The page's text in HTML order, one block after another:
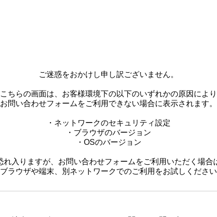
ご迷惑をおかけし申し訳ございません。
こちらの画面は、お客様環境下の以下のいずれかの原因により
お問い合わせフォームをご利用できない場合に表示されます。
・ネットワークのセキュリティ設定
・ブラウザのバージョン
・OSのバージョン
れ入りますが、お問い合わせフォームをご利用いただく場合
ラウザや端末、別ネットワークでのご利用をお試しくださ